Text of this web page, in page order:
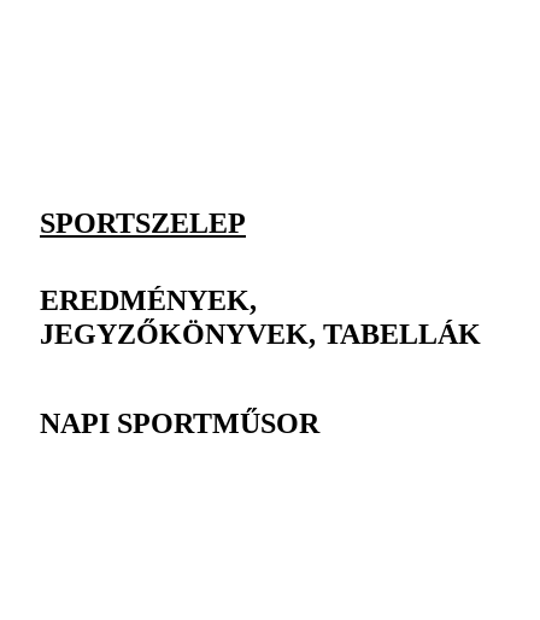
SPORTSZELEP
EREDMÉNYEK,
JEGYZŐKÖNYVEK, TABELLÁK
NAPI SPORTMŰSOR